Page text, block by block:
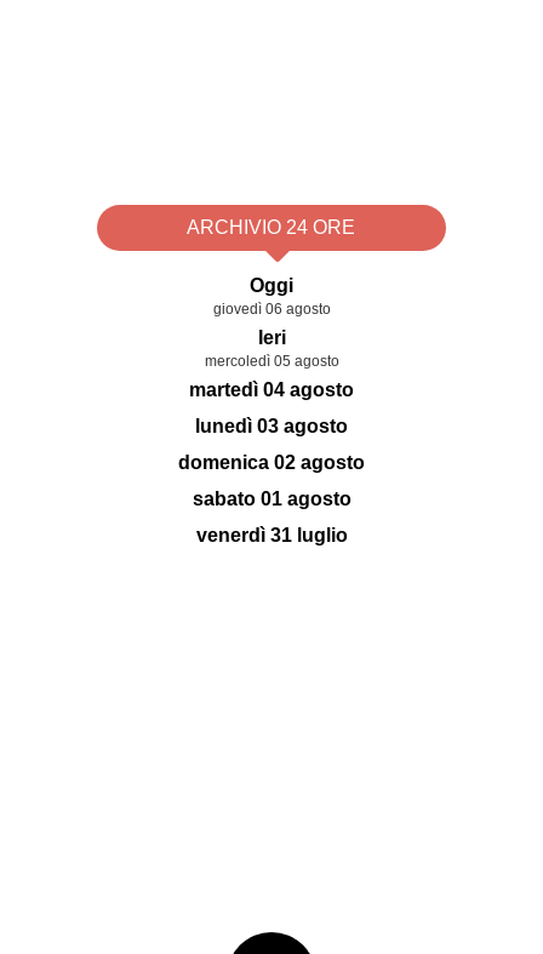
ARCHIVIO 24 ORE
Oggi
giovedì 06 agosto
Ieri
mercoledì 05 agosto
martedì 04 agosto
lunedì 03 agosto
domenica 02 agosto
sabato 01 agosto
venerdì 31 luglio